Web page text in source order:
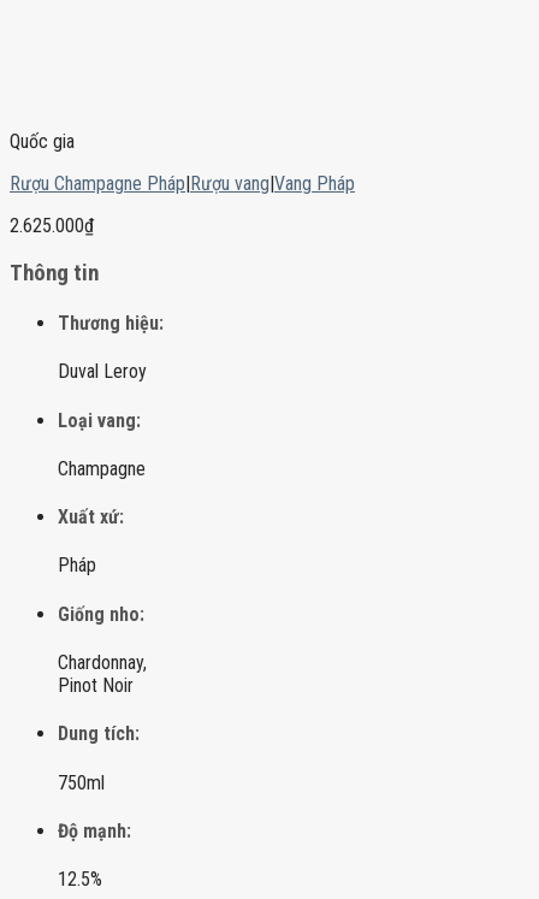
Quốc gia
Rượu Champagne Pháp|Rượu vang|Vang Pháp
2.625.000₫
Thông tin
Thương hiệu:
Duval Leroy
Loại vang:
Champagne
Xuất xứ:
Pháp
Giống nho:
Chardonnay,
Pinot Noir
Dung tích:
750ml
Độ mạnh:
12.5%